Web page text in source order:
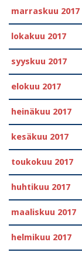
marraskuu 2017
lokakuu 2017
syyskuu 2017
elokuu 2017
heinäkuu 2017
kesäkuu 2017
toukokuu 2017
huhtikuu 2017
maaliskuu 2017
helmikuu 2017